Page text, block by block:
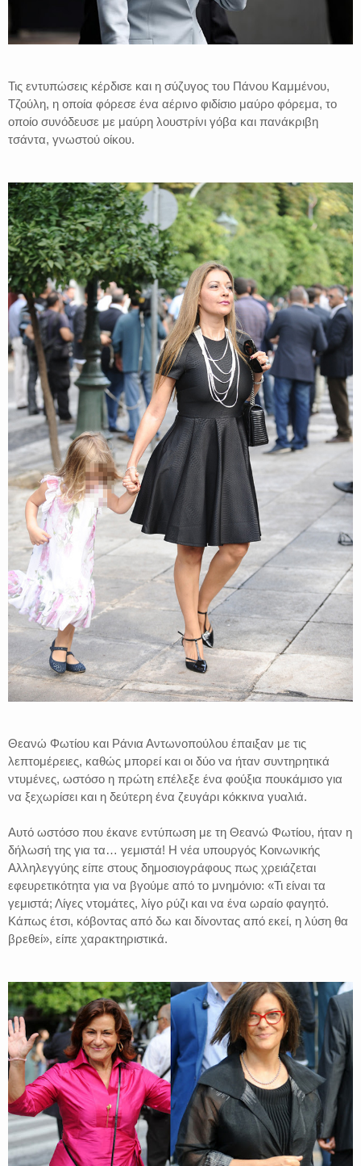
Τις εντυπώσεις κέρδισε και η σύζυγος του Πάνου Καμμένου,
Τζούλη, η οποία φόρεσε ένα αέρινο φιδίσιο μαύρο φόρεμα, το
οποίο συνόδευσε με μαύρη λουστρίνι γόβα και πανάκριβη
τσάντα, γνωστού οίκου.
Θεανώ Φωτίου και Ράνια Αντωνοπούλου έπαιξαν με τις
λεπτομέρειες, καθώς μπορεί και οι δύο να ήταν συντηρητικά
ντυμένες, ωστόσο η πρώτη επέλεξε ένα φούξια πουκάμισο για
να ξεχωρίσει και η δεύτερη ένα ζευγάρι κόκκινα γυαλιά.
Αυτό ωστόσο που έκανε εντύπωση με τη Θεανώ Φωτίου, ήταν η
δήλωσή της για τα… γεμιστά! Η νέα υπουργός Κοινωνικής
Αλληλεγγύης είπε στους δημοσιογράφους πως χρειάζεται
εφευρετικότητα για να βγούμε από το μνημόνιο: «Τι είναι τα
γεμιστά; Λίγες ντομάτες, λίγο ρύζι και να ένα ωραίο φαγητό.
Κάπως έτσι, κόβοντας από δω και δίνοντας από εκεί, η λύση θα
βρεθεί», είπε χαρακτηριστικά.